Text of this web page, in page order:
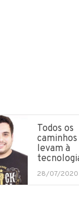
Todos os
caminhos
levam à
28/07/2020